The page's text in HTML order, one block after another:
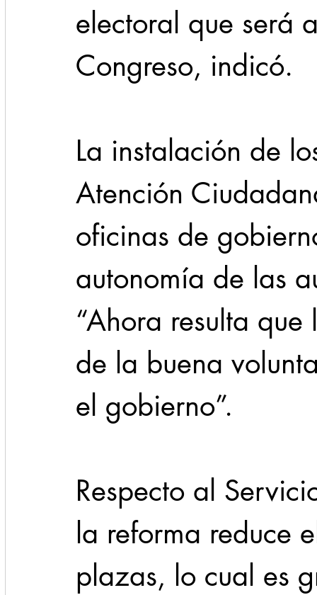
electoral que será
Congreso, indicó.
La instalación de
Atención
oficinas de
autonomía de las
“Ahora resulta
de la buena
el gobierno”.
Respecto al
la reforma reduce
plazas, lo cual es